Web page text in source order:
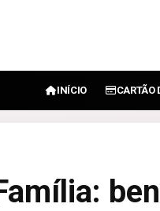
INÍCIO CARTÃO